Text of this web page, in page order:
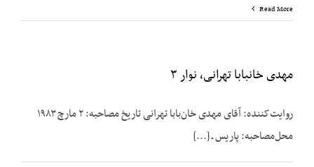
حبیب‌اللهی،
Read More
مهدی خانبابا تهرانی، نوار ۳
روایت‌کننده: آقای مهدی خان‌بابا تهرانی تاریخ مصاحبه: ۲ مارچ ۱۹۸۳
محل‌مصاحبه: پاریس ـ [...]